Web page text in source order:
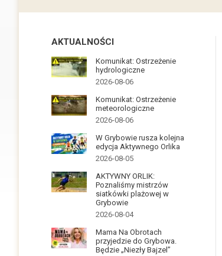
AKTUALNOŚCI
Komunikat: Ostrzeżenie
hydrologiczne
2026-08-06
Komunikat: Ostrzeżenie
meteorologiczne
2026-08-06
W Grybowie rusza kolejna
edycja Aktywnego Orlika
2026-08-05
AKTYWNY ORLIK:
Poznaliśmy mistrzów
siatkówki plażowej w
Grybowie
2026-08-04
Mama Na Obrotach
przyjedzie do Grybowa.
Będzie „Niezły Bajzel”